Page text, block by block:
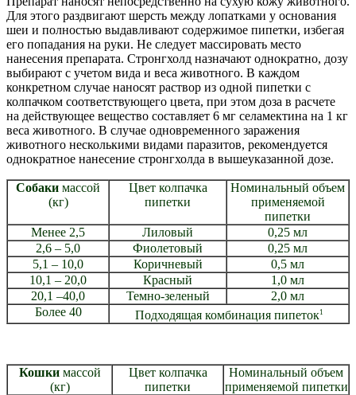
Для этого раздвигают шерсть между лопатками у основания
шеи и полностью выдавливают содержимое пипетки, избегая
его попадания на руки. Не следует массировать место
нанесения препарата. Стронгхолд назначают однократно, дозу
выбирают с учетом вида и веса животного. В каждом
конкретном случае наносят раствор из одной пипетки с
колпачком соответствующего цвета, при этом доза в расчете
на действующее вещество составляет 6 мг селамектина на 1 кг
веса животного. В случае одновременного заражения
животного несколькими видами паразитов, рекомендуется
однократное нанесение стронгхолда в вышеуказанной дозе.
Собаки массой
(кг)
Цвет колпачка
пипетки
Номинальный объем
применяемой
пипетки
Менее 2,5
Лиловый
0,25 мл
2,6 – 5,0
Фиолетовый
0,25 мл
5,1 – 10,0
Коричневый
0,5 мл
10,1 – 20,0
Красный
1,0 мл
20,1 –40,0
Темно-зеленый
2,0 мл
Более 40
Подходящая комбинация пипеток1
Кошки массой
(кг)
Цвет колпачка
пипетки
Номинальный объем
применяемой пипетки